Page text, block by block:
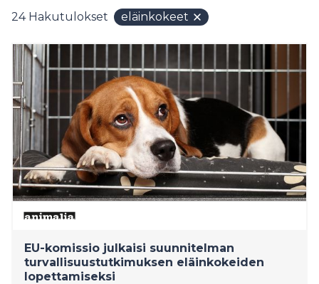
24 Hakutulokset eläinkokeet
EU-komissio julkaisi suunnitelman
turvallisuustutkimuksen eläinkokeiden
lopettamiseksi